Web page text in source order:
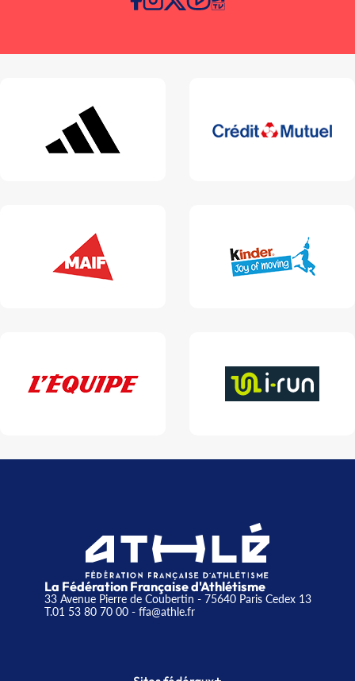
La Fédération Française d'Athlétisme
33 Avenue Pierre de Coubertin - 75640 Paris Cedex 13
T.01 53 80 70 00- ffa@athle.fr